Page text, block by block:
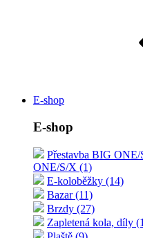
E-shop
E-shop
Přestavba BIG
ONE/S/X (1)
E-koloběžky (14)
Bazar (11)
Brzdy (27)
Zapletená kola, díly